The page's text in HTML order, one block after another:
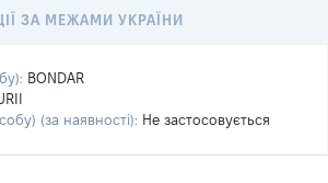
ЗА МЕЖАМИ УКРАЇНИ
BONDAR
(за наявності): Не застосовується